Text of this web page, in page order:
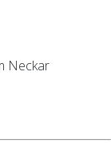
Neckar